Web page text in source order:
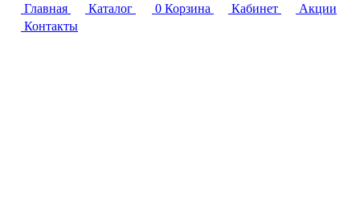
Главная
Каталог 0 Корзина Кабинет
Акции
Контакты